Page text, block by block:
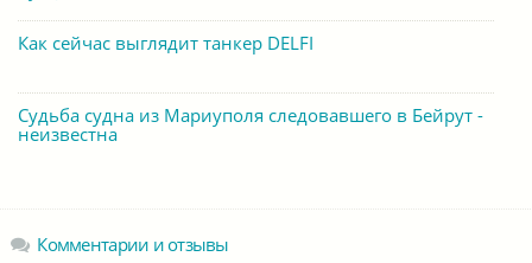
Как сейчас выглядит танкер DELFI
Судьба судна из Мариуполя следовавшего в Бейрут -
неизвестна
Комментарии и отзывы